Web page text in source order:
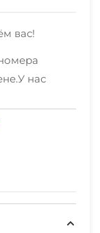
вас!
нас